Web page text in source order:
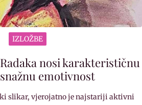
IZLOŽBE
nosi karakterističnu
emotivnost
slikar, vjerojatno je najstariji aktivni